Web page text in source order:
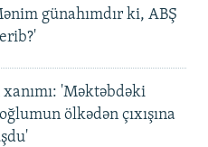
günahımdır ki, ABŞ
'Məktəbdəki
ölkədən çıxışına